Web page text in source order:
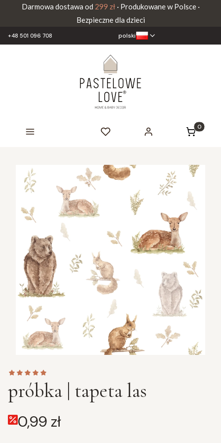
Darmowa dostawa od 299 zł· Produkowane w Polsce ·
Bezpieczne dla dzieci
+48 501 096 708 polski
Produkty
próbka | tapeta las
0,99 zł